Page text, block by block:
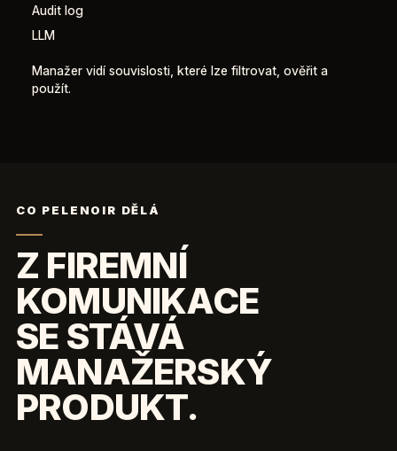
Audit log
LLM
Manažer vidí souvislosti, které lze filtrovat, ověřit a
použít.
CO PELENOIR DĚLÁ
Z FIREMNÍ
KOMUNIKACE
SE STÁVÁ
MANAŽERSKÝ
PRODUKT.